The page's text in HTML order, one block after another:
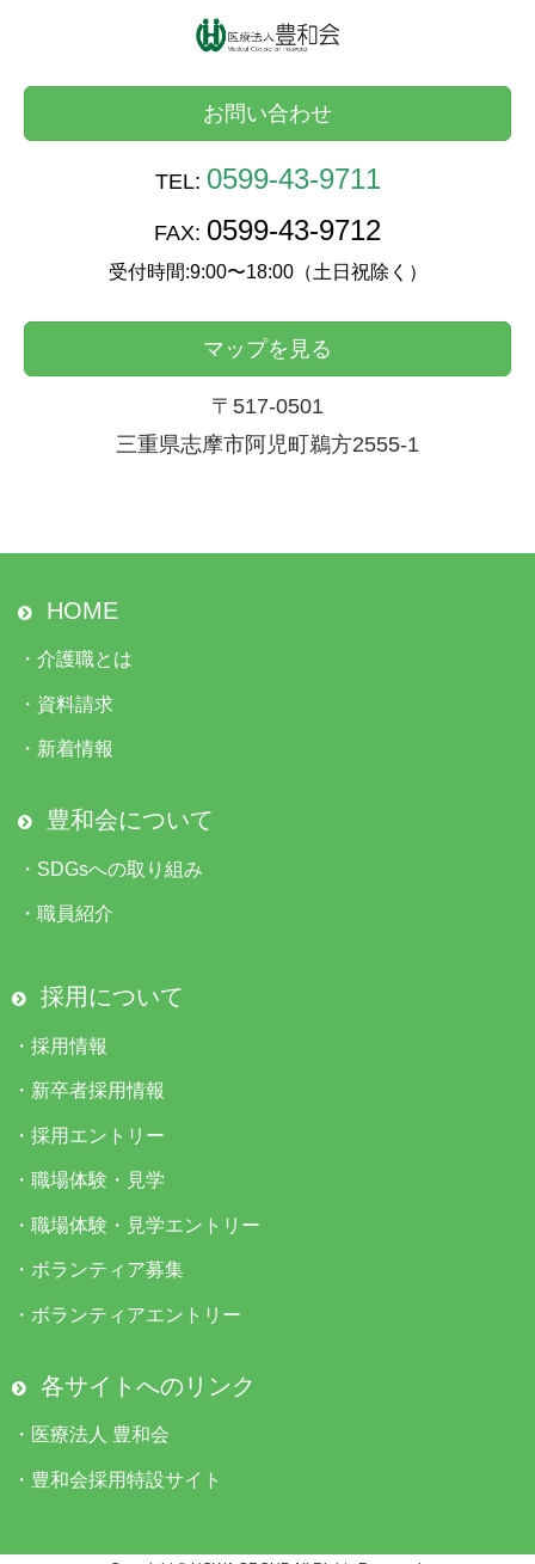
お問い合わせ
TEL: 0599-43-9711
FAX: 0599-43-9712
受付時間:9:00〜18:00（土日祝除く）
マップを見る
〒517-0501
三重県志摩市阿児町鵜方2555-1
HOME
・ 介護職とは
・ 資料請求
・ 新着情報
豊和会について
・ SDGsへの取り組み
・ 職員紹介
採用について
・ 採用情報
・ 新卒者採用情報
・ 採用エントリー
・ 職場体験・見学
・ 職場体験・見学エントリー
・ ボランティア募集
・ ボランティアエントリー
各サイトへのリンク
・ 医療法人 豊和会
・ 豊和会採用特設サイト